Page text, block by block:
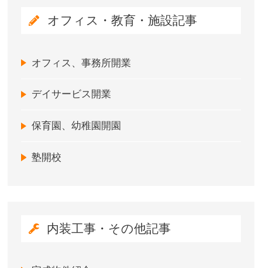
オフィス・教育・施設記事
オフィス、事務所開業
デイサービス開業
保育園、幼稚園開園
塾開校
内装工事・その他記事